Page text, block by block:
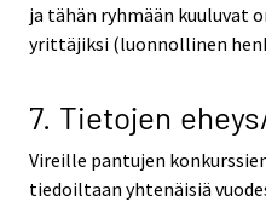
ja tähän ryhmään kuuluvat
yrittäjiksi (luonnollinen
7. Tietojen
Vireille pantujen
tiedoiltaan yhtenäisiä